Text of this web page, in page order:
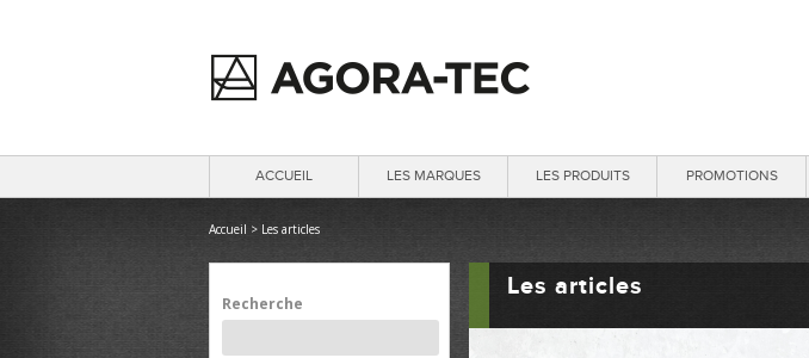
ACCUEIL LES MARQUES LES PRODUITS PROMOTIONS
Les articles
Accueil > Les articles
Recherche